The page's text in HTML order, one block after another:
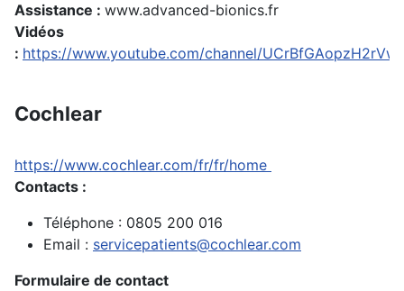
Assistance : www.advanced-bionics.fr
Vidéos
: https://www.youtube.com/channel/
Cochlear
https://www.cochlear.com/fr/fr/home
Contacts :
Téléphone : 0805 200 016
Email : servicepatients@cochlear.com
Formulaire de contact